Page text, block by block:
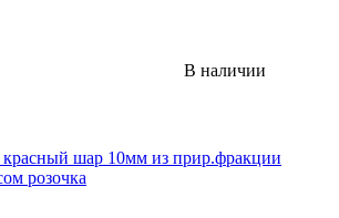
В наличии
красный шар 10мм из прир.фракции
розочка